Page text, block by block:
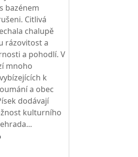
bazénem
Citlivá
chalupě
rázovitost a
a pohodlí. V
mnoho
k
a obec
dodávají
kulturního